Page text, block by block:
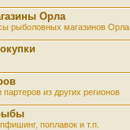
Орла
рыболовных магазинов Орла.
из других регионов
поплавок и т.п.